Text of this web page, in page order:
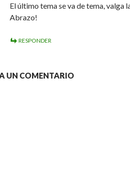
El último tema se va de tema, valga
Abrazo!
RESPONDER
UN COMENTARIO